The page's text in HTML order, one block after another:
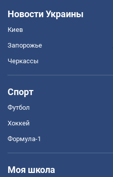
Новости Украины
Киев
Запорожье
Черкассы
Спорт
Футбол
Хоккей
Формула-1
Моя школа